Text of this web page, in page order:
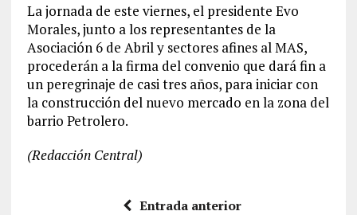
La jornada de este viernes, el presidente Evo
Morales, junto a los representantes de la
Asociación 6 de Abril y sectores afines al MAS,
procederán a la firma del convenio que dará fin a
un peregrinaje de casi tres años, para iniciar con
la construcción del nuevo mercado en la zona del
barrio Petrolero.
(Redacción Central)
Entrada anterior